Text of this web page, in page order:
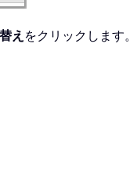
え をクリックします。